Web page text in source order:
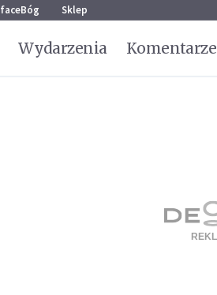
faceBóg Sklep
Wydarzenia Komentarze